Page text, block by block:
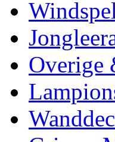
Overige